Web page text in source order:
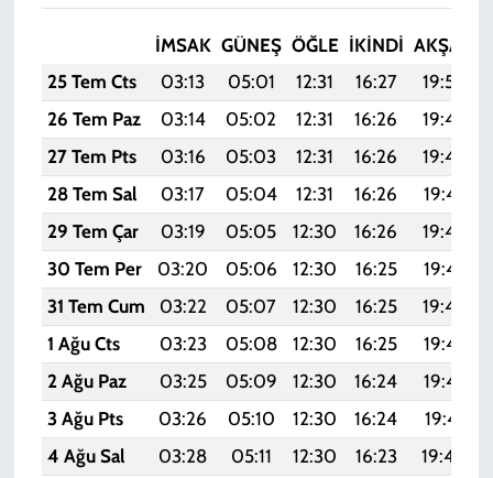
İMSAK GÜNEŞ ÖĞLE İKINDI AKŞAM
25 Tem Cts
03:13 05:01 12:31 16:27 19:50
26 Tem Paz
03:14 05:02 12:31 16:26 19:49
27 Tem Pts
03:16 05:03 12:31 16:26 19:48
28 Tem Sal
03:17 05:04 12:31 16:26 19:47
29 Tem Çar
03:19 05:05 12:30 16:26 19:46
30 Tem Per
03:20 05:06 12:30 16:25 19:45
31 Tem Cum
03:22 05:07 12:30 16:25 19:44
1 Ağu Cts
03:23 05:08 12:30 16:25 19:43
2 Ağu Paz
03:25 05:09 12:30 16:24 19:42
3 Ağu Pts
03:26 05:10 12:30 16:24 19:41
4 Ağu Sal
03:28 05:11 12:30 16:23 19:40